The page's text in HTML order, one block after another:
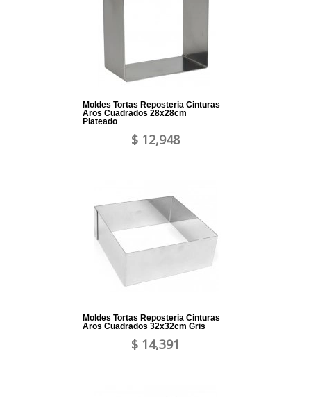
Moldes Tortas Reposteria Cinturas
Aros Cuadrados 28x28cm
Plateado
$ 12,948
Moldes Tortas Reposteria Cinturas
Aros Cuadrados 32x32cm Gris
$ 14,391